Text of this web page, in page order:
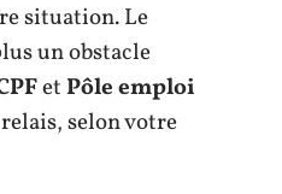
situation. Le
un obstacle
etPôle emploi
selon votre